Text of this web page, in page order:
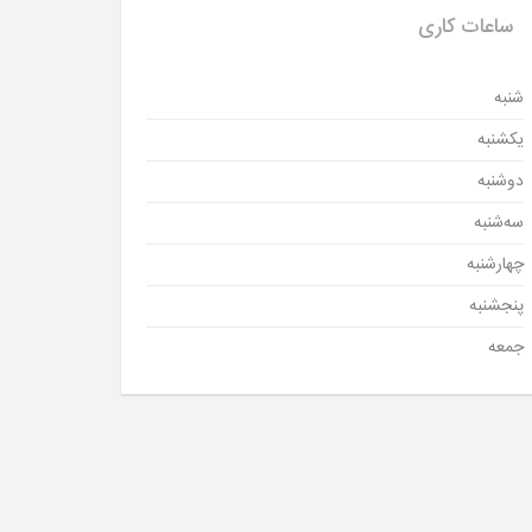
ساعات کاری
شنبه
یکشنبه
دوشنبه
سه‌شنبه
چهارشنبه
پنجشنبه
جمعه